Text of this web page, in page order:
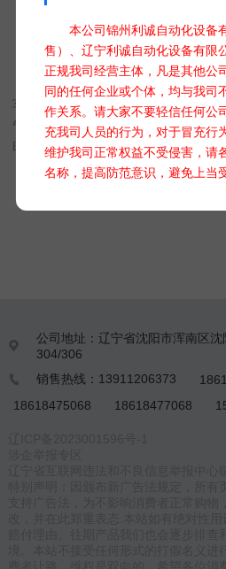
本公司锦州利诚自动化设备
售）、辽宁利诚自动化设备有限
正规我司经营主体，凡是其他公
同的任何企业或个体，均与我司
作关系。请大家不要轻信任何公
充我司人员的行为，对于冒充行
维护我司正常权益不受侵害，请
名称，提高防范意识，避免上当
车载一体化微
车载气象站——专门为移动应急环
气象站，集成了高精度传感器和先
时监测并准确预报车辆行驶过程中
压、噪声、太阳辐射及降水量等
论是在复杂的城市交通，还是在偏

公司地址：辽宁省沈阳市浑南区
304/306
 销售热线：13911206373
18618475068
18618477068